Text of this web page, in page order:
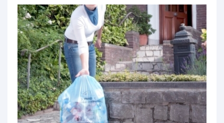
de nos commerces et artisans locaux sur le site de la
commune vous permet de trouver les spécialistes que
vous recherchez. Nos nouveaux commerces sont
publiés dans le « Rebecq à la Une » dès réception de
l’information. La sécurité des commerces étant un
paramètre important…